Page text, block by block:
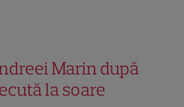
Marin după
la soare